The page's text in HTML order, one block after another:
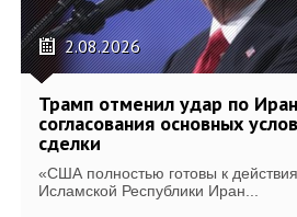
2.08.2026
Трамп отменил удар по
согласования основных
сделки
«США полностью готовы к
Исламской Республики Иран...